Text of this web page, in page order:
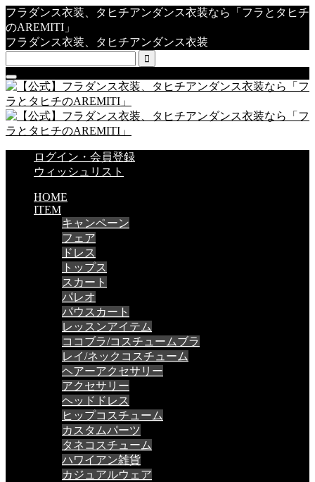
フラダンス衣装、タヒチアンダンス衣装なら「フラとタヒチ
のAREMITI」
フラダンス衣装、タヒチアンダンス衣装

ログイン・会員登録
ウィッシュリスト
HOME
ITEM
キャンペーン
フェア
ドレス
トップス
スカート
パレオ
パウスカート
レッスンアイテム
ココブラ/コスチュームブラ
レイ/ネックコスチューム
ヘアーアクセサリー
アクセサリー
ヘッドドレス
ヒップコスチューム
カスタムパーツ
タネコスチューム
ハワイアン雑貨
カジュアルウェア